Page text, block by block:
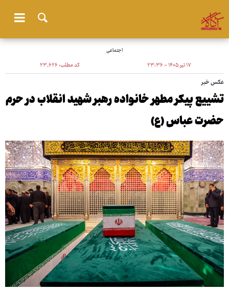
اجتماعی
۱۷ تیر ۱۴۰۵ - ۲۳:۳۶ کد مطلب:۲۳٬۶۲۶
عکس خبر
تشییع پیکر مطهر خانواده رهبر شهید انقلاب در حرم
حضرت عباس (ع)